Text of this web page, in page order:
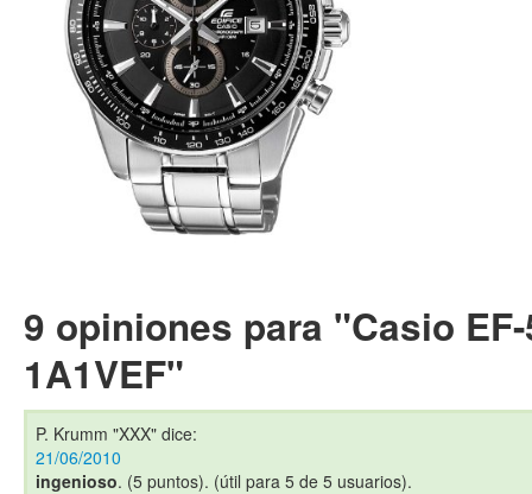
9 opiniones para "Casio
1A1VEF"
P. Krumm "XXX" dice:
21/06/2010
ingenioso. (5 puntos). (útil para 5 de 5 usuarios).